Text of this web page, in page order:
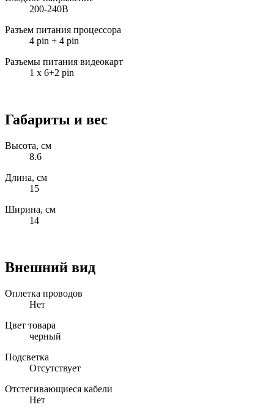
200-240В
Разъем питания процессора
4 pin + 4 pin
Разъемы питания видеокарт
1 x 6+2 pin
Габариты и вес
Высота, см
8.6
Длина, см
15
Ширина, см
14
Внешний вид
Оплетка проводов
Нет
Цвет товара
черный
Подсветка
Отсутствует
Отстегивающиеся кабели
Нет